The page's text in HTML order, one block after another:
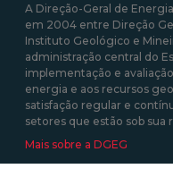
A Direção-Geral de
em 2004 entre Direção
Instituto Geológico e
administração central do
implementação e
energia e aos recursos
satisfação regular e
setores que estão sob sua
Mais sobre a DGEG